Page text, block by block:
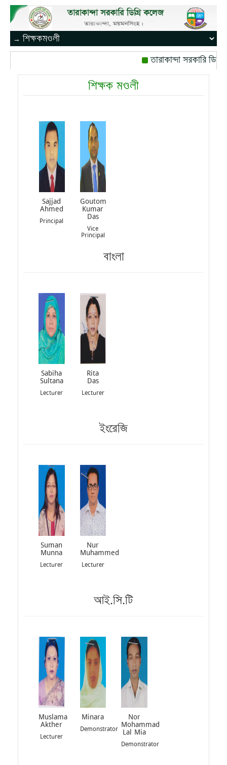
তারাকান্দা সরকারি
রোজ বৃহস্পতিবার।
মোবাইল নম্বর: পেইজ-০১
শিক্ষক মণ্ডলী
Sajjad
Ahmed
Principal
Goutom
Kumar
Das
Vice
Principal
বাংলা
Sabiha
Sultana
Lecturer
Rita
Das
Lecturer
ইংরেজি
Suman
Munna
Lecturer
Nur
Muhammed
Lecturer
আই.সি.টি
Muslama
Akther
Lecturer
Minara
Demonstrator
Nor
Mohammad
Lal Mia
Demonstrator